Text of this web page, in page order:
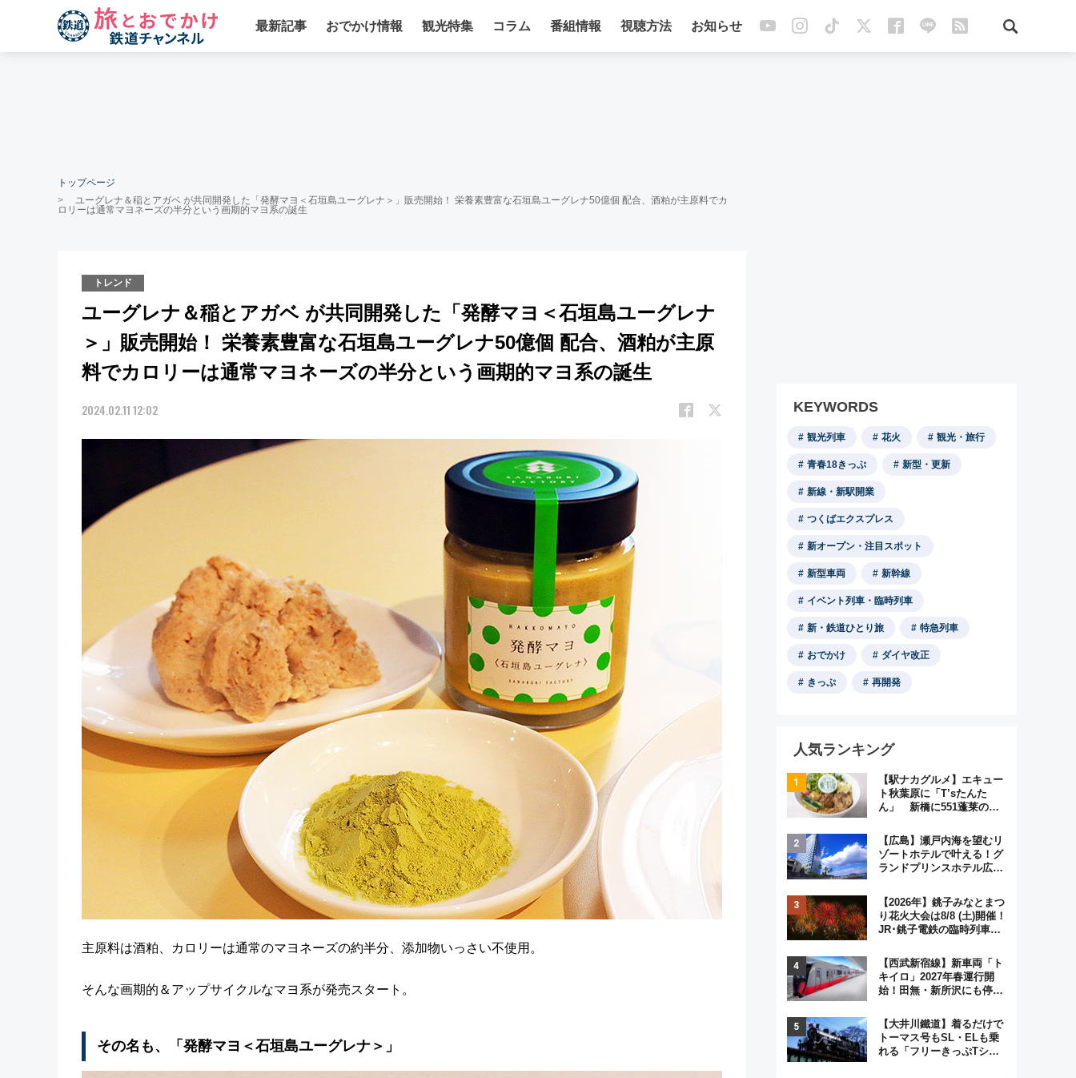
最新記事 おでかけ情報 観光特集 コラム 番組情報 視聴方法 お知らせ
トップページ
ユーグレナ＆稲とアガベ が共同開発した「発酵マヨ＜石垣島ユーグレナ＞」販売開始！ 栄養素豊富な石垣島ユーグレナ50億個 配合、酒粕が主原料でカ
ロリーは通常マヨネーズの半分という画期的マヨ系の誕生
トレンド
ユーグレナ＆稲とアガベ が共同開発した「発酵マヨ＜石垣島ユーグレナ
＞」販売開始！ 栄養素豊富な石垣島ユーグレナ50億個 配合、酒粕が主原
料でカロリーは通常マヨネーズの半分という画期的マヨ系の誕生
2024.02.11 12:02
主原料は酒粕、カロリーは通常のマヨネーズの約半分、添加物いっさい不使用。
そんな画期的＆アップサイクルなマヨ系が発売スタート。
その名も、「発酵マヨ＜石垣島ユーグレナ＞」
KEYWORDS
観光列車 花火 観光・旅行
青春18きっぷ 新型・更新
新線・新駅開業
つくばエクスプレス
新オープン・注目スポット
新型車両 新幹線
イベント列車・臨時列車
新・鉄道ひとり旅 特急列車
おでかけ ダイヤ改正
きっぷ 再開発
人気ランキング
【駅ナカグルメ】エキュー
ト秋葉原に「T’sたんた
ん」 新橋に551蓬莱の
オムライス専門店「肉とた
まご」新グルメ続々登場！
【2026年8月】
【広島】瀬戸内海を望むリ
ゾートホテルで叶える！グ
ランドプリンスホテル広島
ジュアルパーティープラン
【2026年】銚子みなとまつ
り花火大会は8/8 (土)開催！
JR･銚子電鉄の臨時列車や
く8,000発の大迫力＆屋台
を満喫
【西武新宿線】新車両「ト
キイロ」2027年春運行開
始！田無・新所沢にも停
弾」も
【大井川鐵道】着るだけで
トーマス号もSL・ELも乗
れる「フリーきっぷTシャ